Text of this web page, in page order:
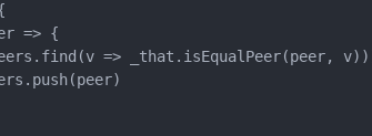
=> {
=> _that.isEqualPeer(peer,